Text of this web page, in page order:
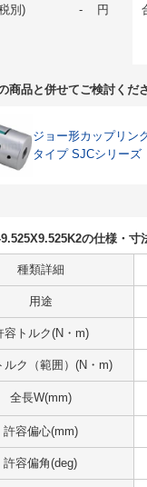
別) - 円
商品と併せてご検討くだ
ジョー形カップリン
タイプ SJCシリーズ
の仕様・寸
種類詳細
用途
容トルク(N・m)
ルク（範囲）(N・m)
全長W(mm)
許容偏心(mm)
許容偏角(deg)